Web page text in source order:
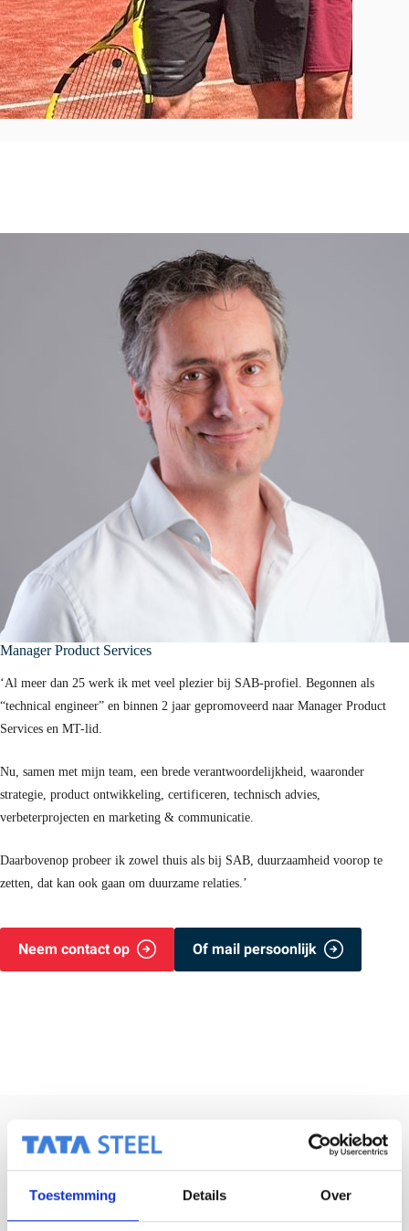
Toestemming Details Over
Manager Product Services
‘Al meer dan 25 werk ik met veel plezier bij SAB-profiel. Begonnen als
“technical engineer” en binnen 2 jaar gepromoveerd naar Manager Product
Services en MT-lid.
Nu, samen met mijn team, een brede verantwoordelijkheid, waaronder
strategie, product ontwikkeling, certificeren, technisch advies,
verbeterprojecten en marketing & communicatie.
Daarbovenop probeer ik zowel thuis als bij SAB, duurzaamheid voorop te
zetten, dat kan ook gaan om duurzame relaties.’
Neem contact op Of mail persoonlijk
Feitjes
over René